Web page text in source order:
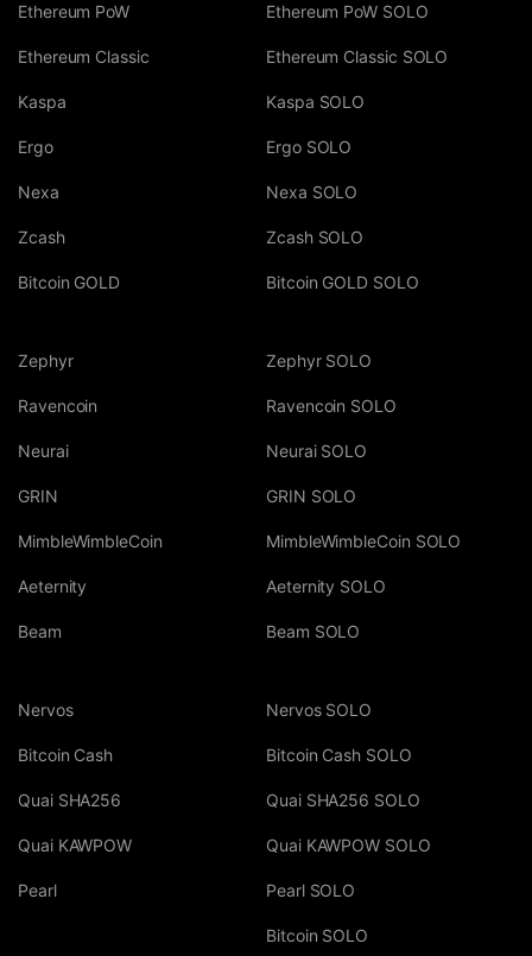
Ethereum PoW
Ethereum Classic
Kaspa
Ergo
Nexa
Zcash
Bitcoin GOLD
Ethereum PoW SOLO
Ethereum Classic SOLO
Kaspa SOLO
Ergo SOLO
Nexa SOLO
Zcash SOLO
Bitcoin GOLD SOLO
Zephyr
Ravencoin
Neurai
GRIN
MimbleWimbleCoin
Aeternity
Beam
Zephyr SOLO
Ravencoin SOLO
Neurai SOLO
GRIN SOLO
MimbleWimbleCoin SOLO
Aeternity SOLO
Beam SOLO
Nervos
Bitcoin Cash
Quai SHA256
Quai KAWPOW
Pearl
Nervos SOLO
Bitcoin Cash SOLO
Quai SHA256 SOLO
Quai KAWPOW SOLO
Pearl SOLO
Bitcoin SOLO